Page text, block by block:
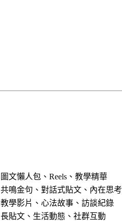
圖文懶人包、Reels、教學精華
共鳴金句、對話式貼文、內在思考
教學影片、心法故事、訪談紀錄
長貼文、生活動態、社群互動